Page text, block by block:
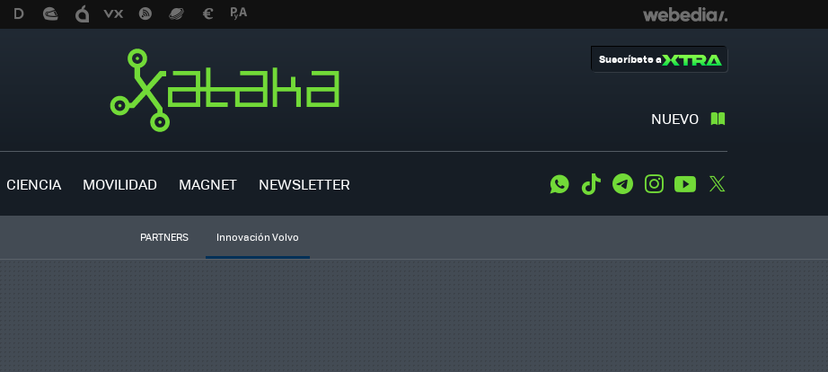
NUEVO
Suscríbete a
CIENCIA MOVILIDAD MAGNET NEWSLETTER WhatsApp
Tiktok TelegramInstagramYoutube
PARTNERS Innovación Volvo